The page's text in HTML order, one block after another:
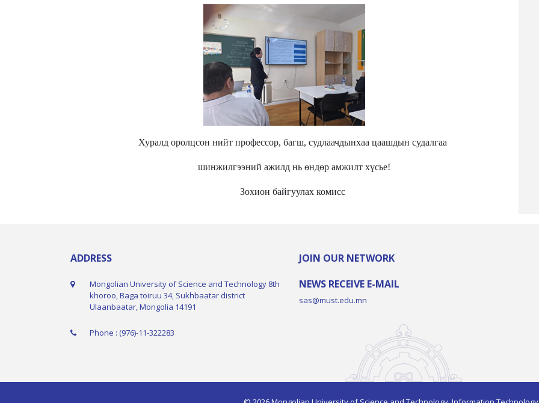
Хуралд оролцсон нийт профессор, багш, судлаачдынхаа цаашдын судалгаа
шинжилгээний ажилд нь өндөр амжилт хүсье!
Зохион байгуулах комисс
ADDRESS
Mongolian University of Science and Technology 8th
khoroo, Baga toiruu 34, Sukhbaatar district
Ulaanbaatar, Mongolia 14191
Phone : (976)-11-322283
JOIN OUR NETWORK
NEWS RECEIVE E-MAIL
sas@must.edu.mn